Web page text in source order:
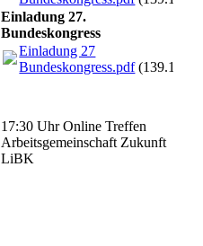
Einladung 27.
Bundeskongress
Einladung 27
Bundeskongress.pdf
17:30 Uhr Online Treffen
Arbeitsgemeinschaft Zukunft
LiBK